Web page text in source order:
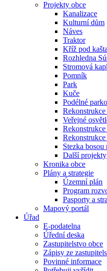
Projekty obce
Kanalizace
Kulturní dům
Náves
Traktor
Kříž pod
Rozhledna
Stromová
Pomník
Park
Kuče
Podélné
Veřejné
Stezka bosou
Další projekty
Kronika obce
Plány a strategie
Územní plán
Program
Pasporty a
Mapový portál
Úřad
E-podatelna
Úřední deska
Zastupitelstvo obce
Zápisy ze
Povinné informace